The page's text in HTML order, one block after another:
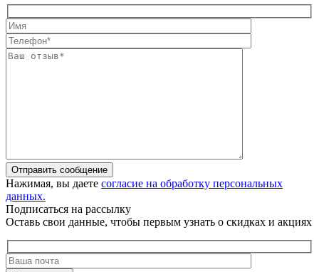
Отправить сообщение
Нажимая, вы даете согласие на обработку персональных
данных.
Подписаться на рассылку
Оставь свои данные, чтобы первым узнать о скидках и акциях